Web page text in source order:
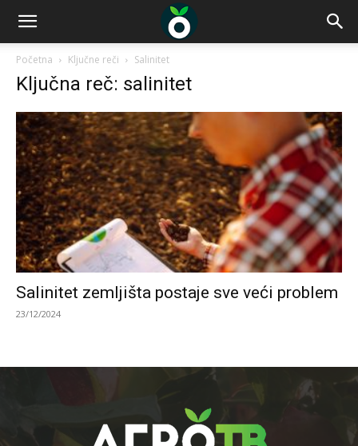
Početna Ključne reči Salinitet
Ključna reč: salinitet
Salinitet zemljišta postaje sve veći problem
23/12/2024